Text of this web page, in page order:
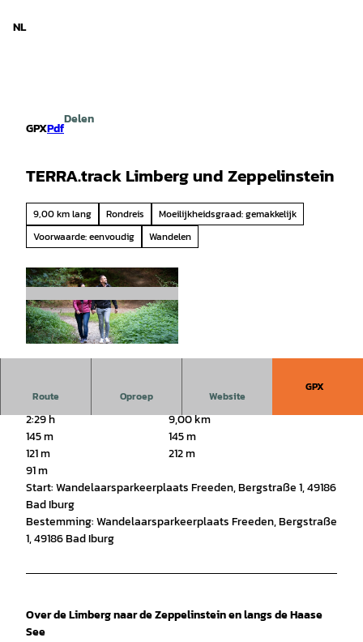
NL
GPXPdf
Delen
TERRA.track Limberg und Zeppelinstein
9,00 km lang Rondreis
Moeilijkheidsgraad: gemakkelijk
Voorwaarde: eenvoudig
Wandelen
CC-BY-SA
Route Oproep Website
GPX
2:29 h
9,00 km
145 m
145 m
121 m
212 m
91 m
Start: Wandelaarsparkeerplaats Freeden, Bergstraße 1, 49186
Bad Iburg
Bestemming: Wandelaarsparkeerplaats Freeden, Bergstraße
1, 49186 Bad Iburg
Over de Limberg naar de Zeppelinstein en langs de Haase
See